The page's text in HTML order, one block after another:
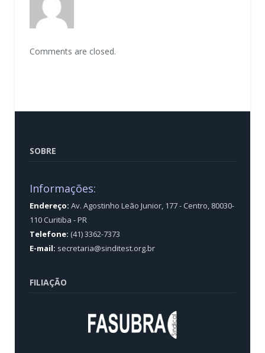
Comments are closed.
SOBRE
Informações:
Endereço: Av. Agostinho Leão Junior, 177 - Centro, 80030-
110 Curitiba - PR
Telefone: (41) 3362-7373
E-mail: secretaria@sinditest.org.br
FILIAÇÃO